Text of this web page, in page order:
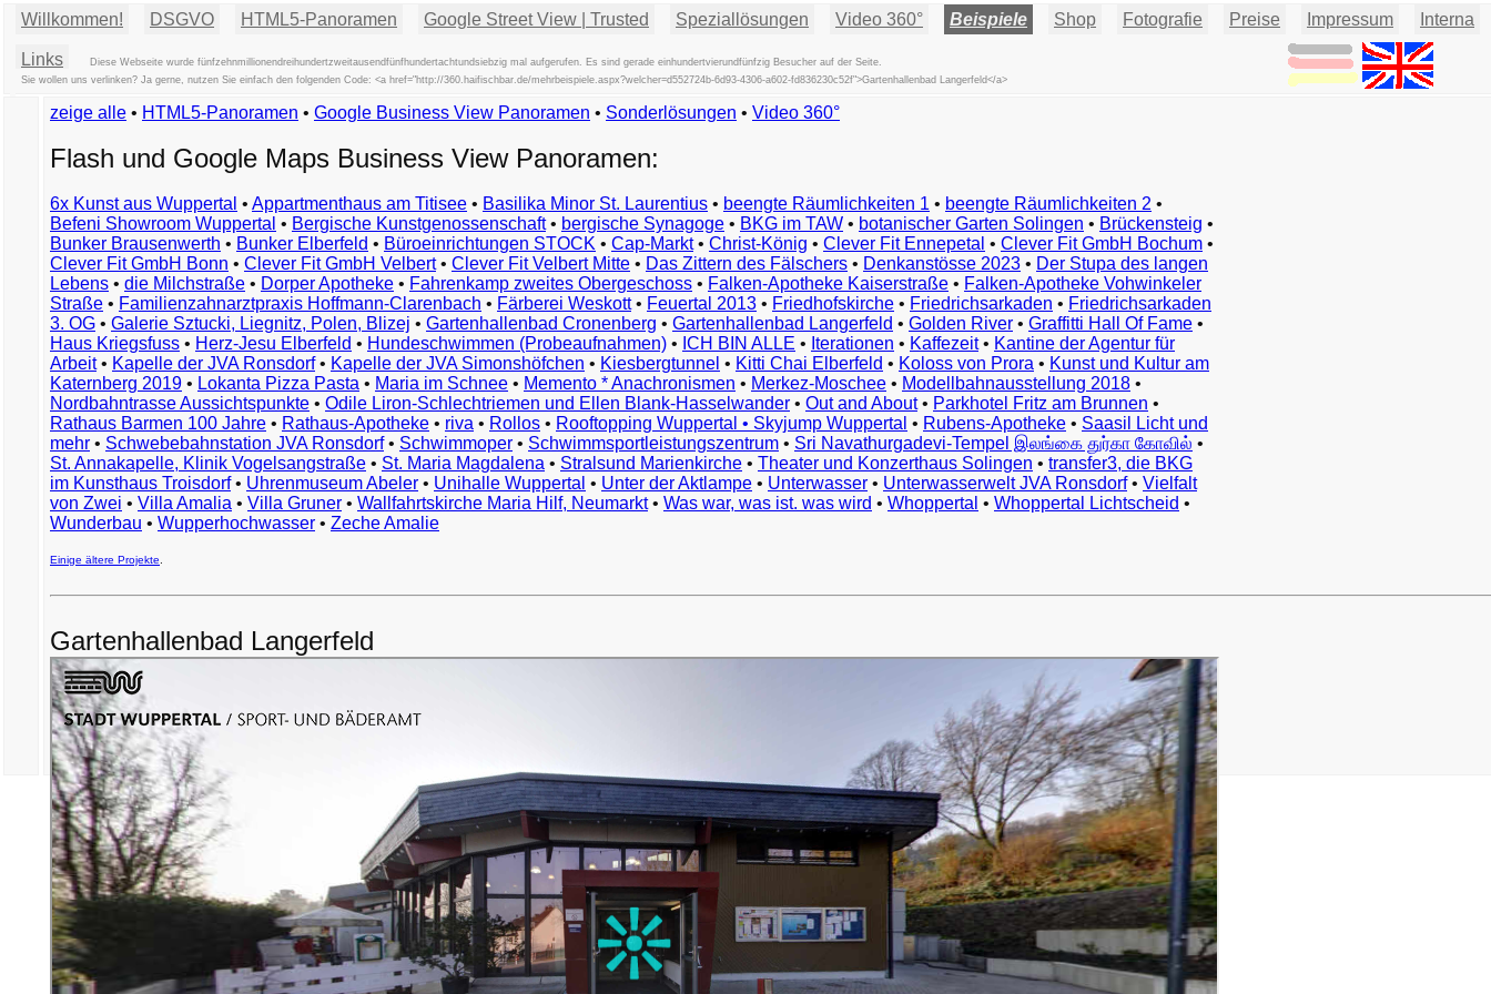
Willkommen! DSGVO HTML5-Panoramen Google Street View | Trusted Speziallösungen Video 360° Beispiele Shop Fotografie Preise Impressum Interna
Links
Diese Webseite wurde fünfzehnmillionendreihundertzweitausendfünfhundertachtundsiebzig mal aufgerufen. Es sind gerade einhundertvierundfünfzig Besucher auf der Seite.
Sie wollen uns verlinken? Ja gerne, nutzen Sie einfach den folgenden Code: <a href="http://360.haifischbar.de/mehrbeispiele.aspx?welcher=d552724b-6d93-4306-a602-fd836230c52f">Gartenhallenbad Langerfeld</a>
Beispiele
Exemples
Vorbeelden
Przykłady
Ejemplos
Örnekler
Παραδείγματα
Примеры
示
例
例
예
zeige alle • HTML5-Panoramen • Google Business View Panoramen • Sonderlösungen • Video 360°
Flash und Google Maps Business View Panoramen:
6x Kunst aus Wuppertal • Appartmenthaus am Titisee • Basilika Minor St. Laurentius • beengte Räumlichkeiten 1 • beengte Räumlichkeiten 2 •
Befeni Showroom Wuppertal • Bergische Kunstgenossenschaft• bergische Synagoge • BKG im TAW • botanischer Garten Solingen • Brückensteig •
Bunker Brausenwerth • Bunker Elberfeld • Büroeinrichtungen STOCK • Cap-Markt• Christ-König • Clever Fit Ennepetal • Clever Fit GmbH Bochum •
Clever Fit GmbH Bonn • Clever Fit GmbH Velbert• Clever Fit Velbert Mitte • Das Zittern des Fälschers • Denkanstösse 2023 • Der Stupa des langen
Lebens • die Milchstraße • Dorper Apotheke • Fahrenkamp zweites Obergeschoss • Falken-Apotheke Kaiserstraße • Falken-Apotheke Vohwinkeler
Straße • Familienzahnarztpraxis Hoffmann-Clarenbach • Färberei Weskott• Feuertal 2013 • Friedhofskirche • Friedrichsarkaden • Friedrichsarkaden
3. OG • Galerie Sztucki, Liegnitz, Polen, Blizej • Gartenhallenbad Cronenberg • Gartenhallenbad Langerfeld • Golden River • Graffitti Hall Of Fame •
Haus Kriegsfuss • Herz-Jesu Elberfeld • Hundeschwimmen (Probeaufnahmen) • ICH BIN ALLE • Iterationen • Kaffezeit• Kantine der Agentur für
Arbeit• Kapelle der JVA Ronsdorf• Kapelle der JVA Simonshöfchen • Kiesbergtunnel • Kitti Chai Elberfeld • Koloss von Prora • Kunst und Kultur am
Katernberg 2019 • Lokanta Pizza Pasta • Maria im Schnee • Memento * Anachronismen • Merkez-Moschee • Modellbahnausstellung 2018 •
Nordbahntrasse Aussichtspunkte • Odile Liron-Schlechtriemen und Ellen Blank-Hasselwander • Out and About• Parkhotel Fritz am Brunnen •
Rathaus Barmen 100 Jahre • Rathaus-Apotheke • riva • Rollos • Rooftopping Wuppertal • Skyjump Wuppertal • Rubens-Apotheke • Saasil Licht und
mehr • Schwebebahnstation JVA Ronsdorf• Schwimmoper • Schwimmsportleistungszentrum • Sri Navathurgadevi-Tempel இலங்கை துர்கா கோவில் •
St. Annakapelle, Klinik Vogelsangstraße • St. Maria Magdalena • Stralsund Marienkirche • Theater und Konzerthaus Solingen • transfer3, die BKG
im Kunsthaus Troisdorf• Uhrenmuseum Abeler • Unihalle Wuppertal • Unter der Aktlampe • Unterwasser • Unterwasserwelt JVA Ronsdorf• Vielfalt
von Zwei • Villa Amalia • Villa Gruner • Wallfahrtskirche Maria Hilf, Neumarkt• Was war, was ist. was wird • Whoppertal • Whoppertal Lichtscheid •
Wunderbau • Wupperhochwasser • Zeche Amalie
Einige ältere Projekte
Gartenhallenbad Langerfeld